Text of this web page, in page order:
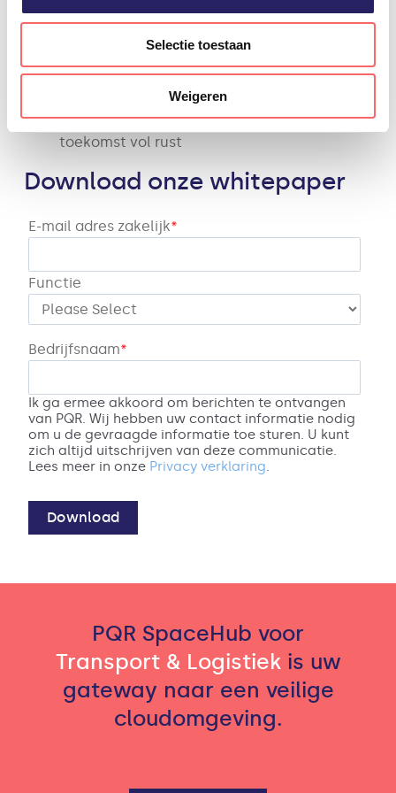
Selectie toestaan
Weigeren
Het gebrek aan IT-personeel oplossen
Waarom een cloudtransitie uw IT ten goede
Welke vijf stappen u kunt nemen naar een
toekomst vol rust
Download onze whitepaper
E-mail adres zakelijk*
Functie
Bedrijfsnaam*
Ik ga ermee akkoord om berichten te ontvangen
van PQR. Wij hebben uw contact informatie nodig
om u de gevraagde informatie toe sturen. U kunt
zich altijd uitschrijven van deze communicatie.
Lees meer in onze Privacy verklaring.
PQR SpaceHub voor
Transport & Logistiekis uw
gateway naar een veilige
cloudomgeving.